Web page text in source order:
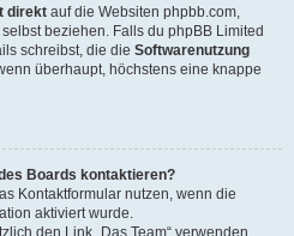
direkt auf die Websiten phpbb.com,
beziehen. Falls du phpBB Limited
schreibst, die die Softwarenutzung
überhaupt, höchstens eine knappe
Boards kontaktieren?
Kontaktformular nutzen, wenn die
aktiviert wurde.
den Link „Das Team“ verwenden.